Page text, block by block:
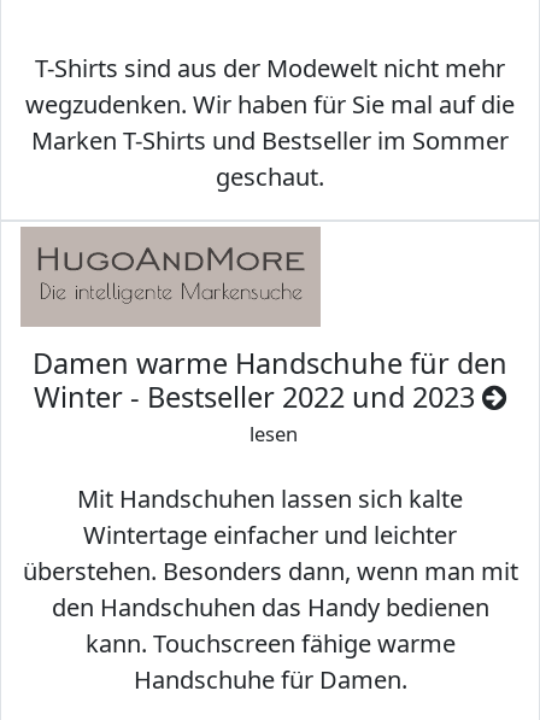
T-Shirts sind aus der Modewelt nicht mehr
wegzudenken. Wir haben für Sie mal auf die
Marken T-Shirts und Bestseller im Sommer
geschaut.
Damen warme Handschuhe für den
Winter - Bestseller 2022 und 2023
lesen
Mit Handschuhen lassen sich kalte
Wintertage einfacher und leichter
überstehen. Besonders dann, wenn man mit
den Handschuhen das Handy bedienen
kann. Touchscreen fähige warme
Handschuhe für Damen.